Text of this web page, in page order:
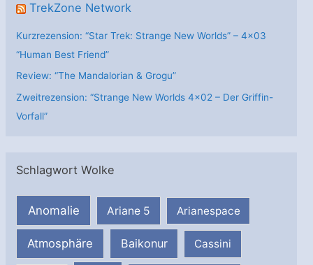
TrekZone Network
Kurzrezension: “Star Trek: Strange New Worlds” – 4×03
“Human Best Friend”
Review: “The Mandalorian & Grogu”
Zweitrezension: “Strange New Worlds 4×02 – Der Griffin-
Vorfall”
Schlagwort Wolke
Anomalie Ariane 5 Arianespace
Atmosphäre Baikonur Cassini